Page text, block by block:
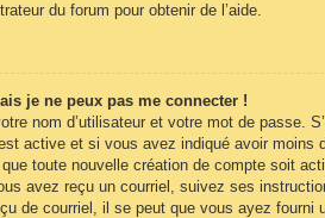
du forum pour obtenir de l’aide.
je ne peux pas me connecter !
nom d’utilisateur et votre mot de passe.
active et si vous avez indiqué avoir moins
toute nouvelle création de compte soit
avez reçu un courriel, suivez ses
de courriel, il se peut que vous ayez